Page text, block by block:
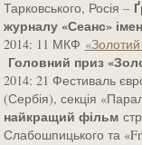
Тарковського, Росія –
журналу «Сеанс»
2014: 11 МКФ
Головний приз
2014: 21 Фестиваль
(Сербія), секція
найкращий фільм
Слабошпицького та